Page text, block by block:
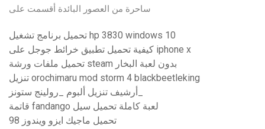
ساحرة من العصور البائدة أقسمت على
تحميل برنامج تشغيل hp 3830 windows 10
كيفية تحميل تطبيق خرائط جوجل على iphone x
تحميل ملفات ورشة steam بدون لعبة البخار
تنزيل orochimaru mod storm 4 blackbeetleking
قاتمة fandango لعبة كاملة تحميل سيل
تحميل ماجيك ايزو ويندوز 98